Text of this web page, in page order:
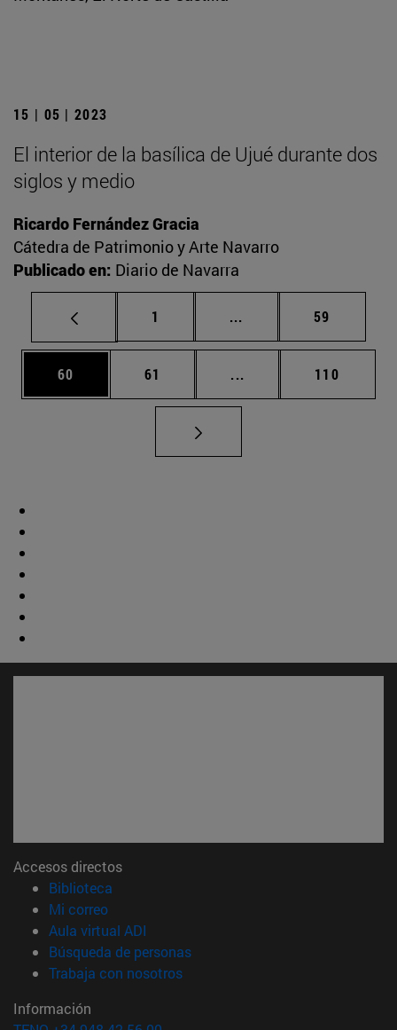
15 | 05 | 2023
El interior de la basílica de Ujué durante dos
siglos y medio
Ricardo Fernández Gracia
Cátedra de Patrimonio y Arte Navarro
Publicado en: Diario de Navarra
Página
1 ... Páginas intermedias
Página
59
Página
60 Página
61 ... Páginas intermedias
Página
110
Accesos directos
Biblioteca
Mi correo(abre en nueva ventana)
Aula virtual ADI
Búsqueda de personas(abre en nueva ventana)
Trabaja con nosotros(abre en nueva ventana)
Información